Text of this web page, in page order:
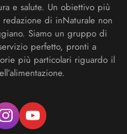
e salute. Un obiettivo più
di inNaturale non
Siamo un gruppo di
perfetto, pronti a
più particolari riguardo il
instagramyoutube